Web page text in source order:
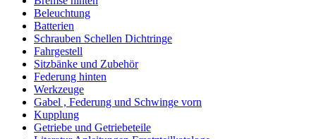
Beleuchtung
Batterien
Schrauben Schellen Dichtringe
Fahrgestell
Sitzbänke und Zubehör
Federung hinten
Werkzeuge
Gabel , Federung und Schwinge vorn
Kupplung
Getriebe und Getriebeteile